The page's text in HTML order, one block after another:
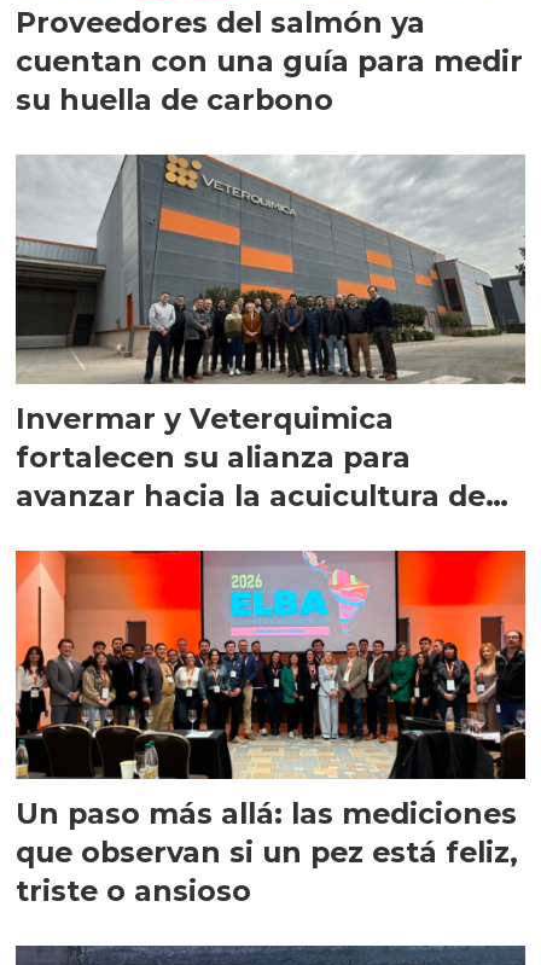
Proveedores del salmón ya
cuentan con una guía para medir
su huella de carbono
Invermar y Veterquimica
fortalecen su alianza para
avanzar hacia la acuicultura de
Un paso más allá: las mediciones
que observan si un pez está feliz,
triste o ansioso